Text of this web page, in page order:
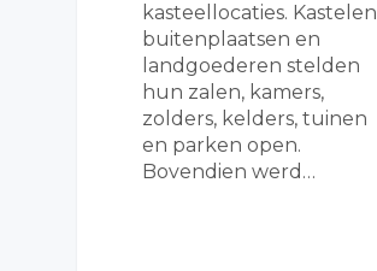
kasteellocaties.
buitenplaatsen en
landgoederen stelden
hun zalen, kamers,
zolders, kelders, tuinen
en parken open.
Bovendien werd…